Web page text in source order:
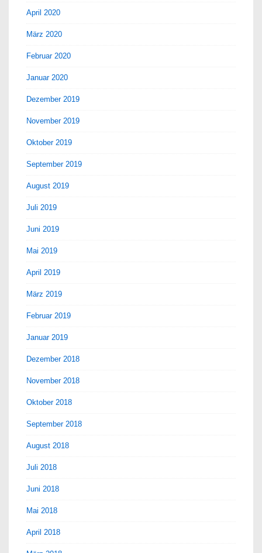
April 2020
März 2020
Februar 2020
Januar 2020
Dezember 2019
November 2019
Oktober 2019
September 2019
August 2019
Juli 2019
Juni 2019
Mai 2019
April 2019
März 2019
Februar 2019
Januar 2019
Dezember 2018
November 2018
Oktober 2018
September 2018
August 2018
Juli 2018
Juni 2018
Mai 2018
April 2018